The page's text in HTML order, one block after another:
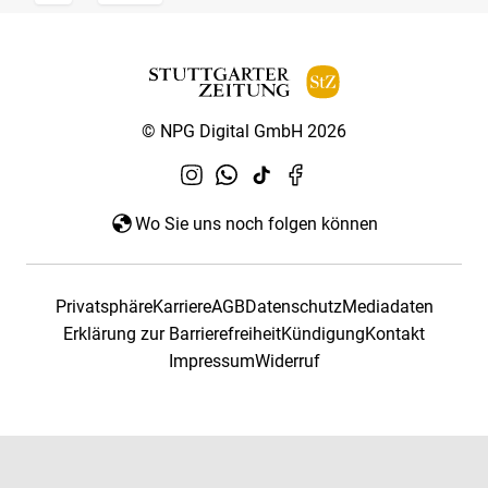
© NPG Digital GmbH 2026
Wo Sie uns noch folgen können
PrivatsphäreKarriereAGBDatenschutzMediadaten
Erklärung zur BarrierefreiheitKündigungKontakt
ImpressumWiderruf